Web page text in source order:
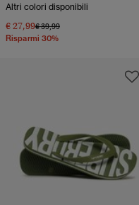
Altri colori disponibili
€ 27,99Prezzo ridotto da
€ 39,99a
Risparmi 30%